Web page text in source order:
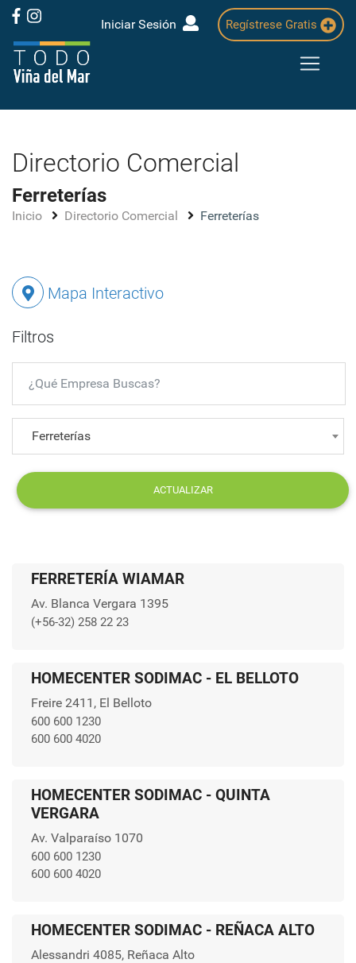
Iniciar Sesión Regístrese Gratis
Directorio Comercial
Ferreterías
Inicio Directorio Comercial Ferreterías
Mapa Interactivo
Filtros
Ferreterías
ACTUALIZAR
FERRETERÍA WIAMAR
Av. Blanca Vergara 1395
(+56-32) 258 22 23
HOMECENTER SODIMAC - EL BELLOTO
Freire 2411, El Belloto
600 600 1230
600 600 4020
HOMECENTER SODIMAC - QUINTA
VERGARA
Av. Valparaíso 1070
600 600 1230
600 600 4020
HOMECENTER SODIMAC - REÑACA ALTO
Alessandri 4085, Reñaca Alto